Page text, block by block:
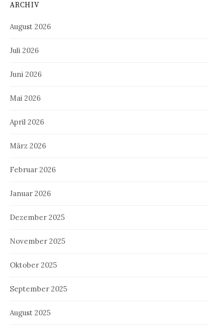
ARCHIV
August 2026
Juli 2026
Juni 2026
Mai 2026
April 2026
März 2026
Februar 2026
Januar 2026
Dezember 2025
November 2025
Oktober 2025
September 2025
August 2025